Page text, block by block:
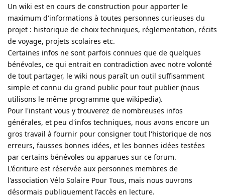
Un wiki est en cours de construction pour apporter le
maximum d'informations à toutes personnes curieuses du
projet : historique de choix techniques, réglementation, récits
de voyage, projets scolaires etc.
Certaines infos ne sont parfois connues que de quelques
bénévoles, ce qui entrait en contradiction avec notre volonté
de tout partager, le wiki nous paraît un outil suffisamment
simple et connu du grand public pour tout publier (nous
utilisons le même programme que wikipedia).
Pour l'instant vous y trouverez de nombreuses infos
générales, et peu d'infos techniques, nous avons encore un
gros travail à fournir pour consigner tout l'historique de nos
erreurs, fausses bonnes idées, et les bonnes idées testées
par certains bénévoles ou apparues sur ce forum.
L'écriture est réservée aux personnes membres de
l'association Vélo Solaire Pour Tous, mais nous ouvrons
désormais publiquement l'accès en lecture.